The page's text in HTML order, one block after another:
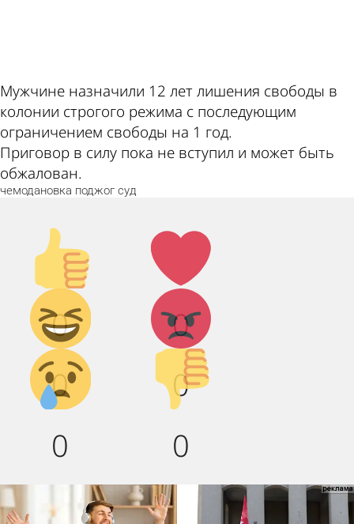
Мужчине назначили 12 лет лишения свободы в
колонии строгого режима с последующим
ограничением свободы на 1 год.
Приговор в силу пока не вступил и может быть
обжалован.
чемодановка поджог суд
Палец
вверх!
0
Лайк!
0
Дикий
смех!
0
Агрессия!
0
Грусть :(
0
Палец
вниз!
0